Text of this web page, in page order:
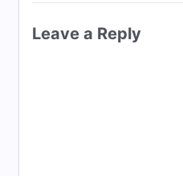
Leave a Reply